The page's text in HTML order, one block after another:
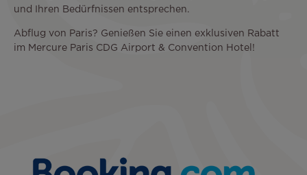
und Ihren Bedürfnissen entsprechen.
Abflug von Paris? Genießen Sie einen exklusiven Rabatt
im Mercure Paris CDG Airport & Convention Hotel!